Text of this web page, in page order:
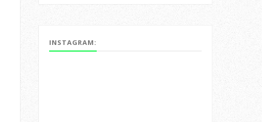
INSTAGRAM: